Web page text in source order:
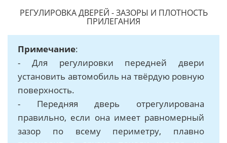
РЕГУЛИРОВКА ДВЕРЕЙ - ЗАЗОРЫ И ПЛОТНОСТЬ
ПРИЛЕГАНИЯ
Примечание:
- Для регулировки передней двери
установить автомобиль на твёрдую ровную
поверхность.
- Передняя дверь отрегулирована
правильно, если она имеет равномерный
зазор по всему периметру, плавно